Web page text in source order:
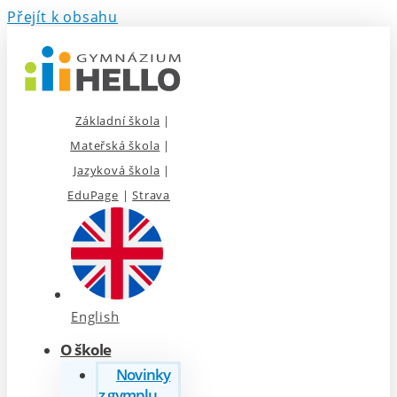
Přejít k obsahu
Základní škola |
Mateřská škola |
Jazyková škola |
EduPage |Strava
English
O škole
Novinky